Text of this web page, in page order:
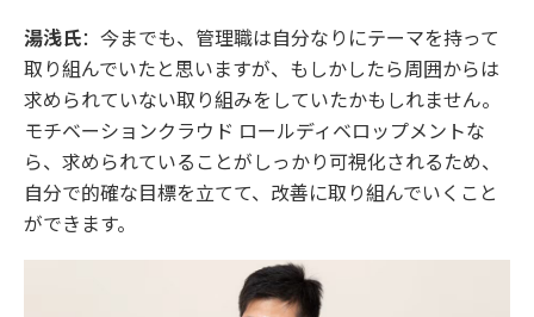
湯浅氏：今までも、管理職は自分なりにテーマを持って
取り組んでいたと思いますが、もしかしたら周囲からは
求められていない取り組みをしていたかもしれません。
モチベーションクラウド ロールディベロップメントな
ら、求められていることがしっかり可視化されるため、
自分で的確な目標を立てて、改善に取り組んでいくこと
ができます。